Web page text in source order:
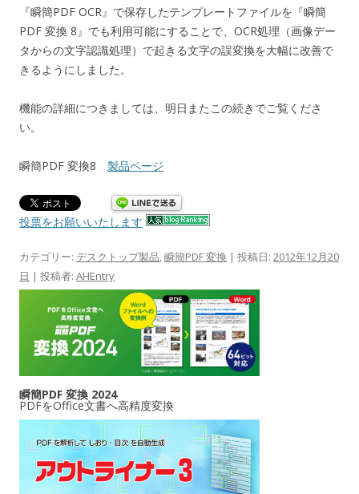
『瞬簡PDF OCR』で保存したテンプレートファイルを『瞬簡
PDF 変換 8』でも利用可能にすることで、OCR処理（画像デー
タからの文字認識処理）で起きる文字の誤変換を大幅に改善で
きるようにしました。
機能の詳細につきましては、明日またこの続きでご覧くださ
い。
瞬簡PDF 変換8 製品ページ
投票をお願いいたします
カテゴリー: デスクトップ製品,瞬簡PDF 変換 | 投稿日: 2012年12月20
日 | 投稿者: AHEntry
瞬簡PDF 変換 2024
PDFをOffice文書へ高精度変換